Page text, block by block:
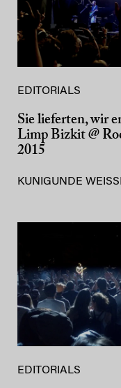
EDITORIALS
Sie lieferten, wir
Limp Bizkit @
2015
KUNIGUNDE
EDITORIALS